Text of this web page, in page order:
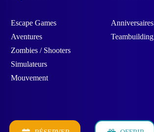
Escape Games
Aventures
Zombies / Shooters
Simulateurs
Mouvement
Anniversaires
Teambuilding